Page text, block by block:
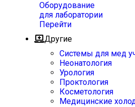
Оборудование
для лаборатории
Перейти
Другие
Системы для мед
Неонатология
Урология
Проктология
Косметология
Медицинские